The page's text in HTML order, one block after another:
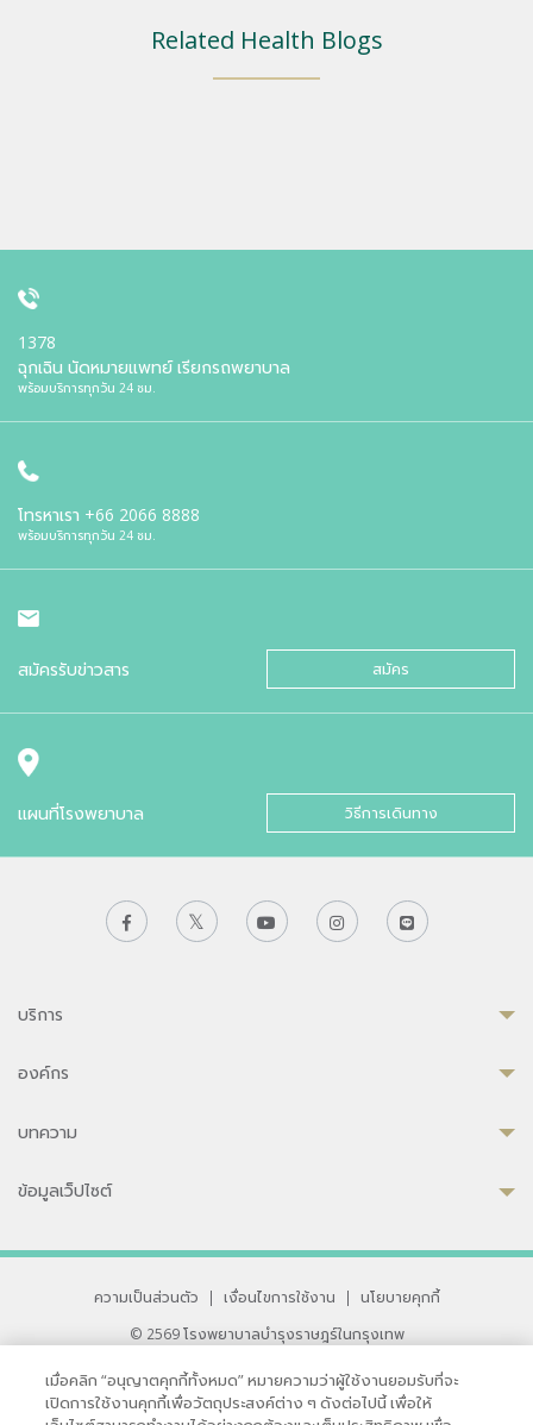
Related Health Blogs
1378
ฉุกเฉิน นัดหมายแพทย์ เรียกรถพยาบาล
พร้อมบริการทุกวัน 24 ชม.
โทรหาเรา +66 2066 8888
พร้อมบริการทุกวัน 24 ชม.
สมัครรับข่าวสาร สมัคร
แผนที่โรงพยาบาล วิธีการเดินทาง
บริการ
องค์กร
บทความ
ข้อมูลเว็ปไซต์
ความเป็นส่วนตัว | เงื่อนไขการใช้งาน |
นโยบายคุกกี้
© 2569 โรงพยาบาลบำรุงราษฎร์ในกรุงเทพ
33 สุขุมวิท ซอย 3 เขตวัฒนา กรุงเทพ 10110 ประเทศไทย
หากท่านมีข้อคิดเห็นหรือปัญหาในการใช้เว็บไซต์ของเรา
เมื่อคลิก “อนุญาตคุกกี้ทั้งหมด” หมายความว่าผู้ใช้งานยอมรับที่จะ
เปิดการใช้งานคุกกี้เพื่อวัตถุประสงค์ต่าง ๆ ดังต่อไปนี้ เพื่อให้